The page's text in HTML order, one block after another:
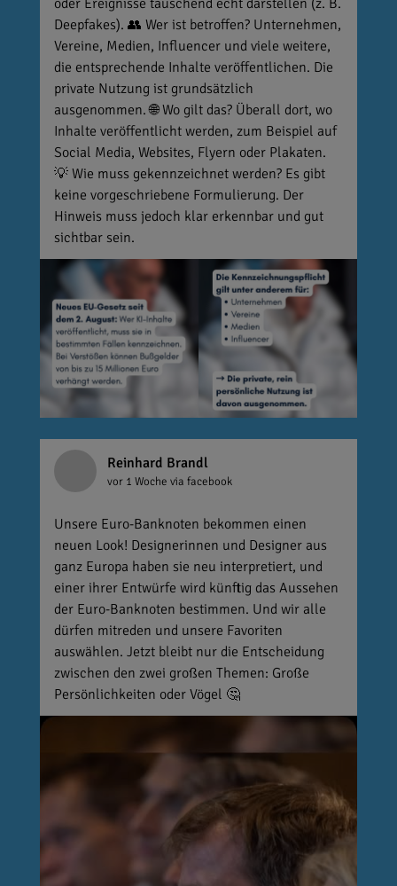
oder Ereignisse täuschend echt darstellen (z. B.
Deepfakes). 👥 Wer ist betroffen? Unternehmen,
Vereine, Medien, Influencer und viele weitere,
die entsprechende Inhalte veröffentlichen. Die
private Nutzung ist grundsätzlich
ausgenommen. 🌐 Wo gilt das? Überall dort, wo
Inhalte veröffentlicht werden, zum Beispiel auf
Social Media, Websites, Flyern oder Plakaten.
💡 Wie muss gekennzeichnet werden? Es gibt
keine vorgeschriebene Formulierung. Der
Hinweis muss jedoch klar erkennbar und gut
sichtbar sein.
Reinhard Brandl
vor 1 Woche via facebook
Unsere Euro-Banknoten bekommen einen
neuen Look! Designerinnen und Designer aus
ganz Europa haben sie neu interpretiert, und
einer ihrer Entwürfe wird künftig das Aussehen
der Euro-Banknoten bestimmen. Und wir alle
dürfen mitreden und unsere Favoriten
auswählen. Jetzt bleibt nur die Entscheidung
zwischen den zwei großen Themen: Große
Persönlichkeiten oder Vögel 🤔